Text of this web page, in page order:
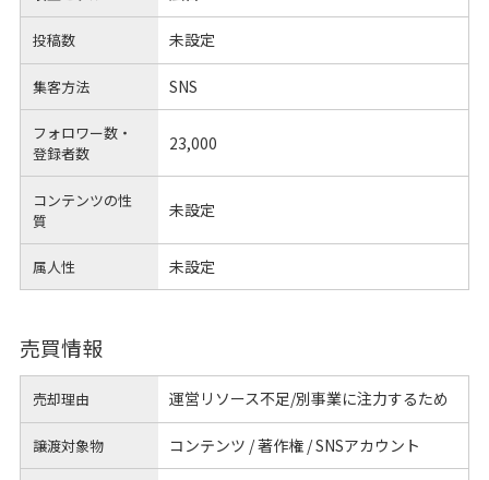
投稿数 未設定
集客方法 SNS
フォロワー数・
登録者数
23,000
コンテンツの性
質
未設定
属人性 未設定
売買情報
売却理由 運営リソース不足/別事業に注力するため
譲渡対象物 コンテンツ / 著作権 / SNSアカウント